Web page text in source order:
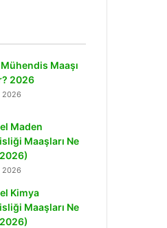
Maaşı
2026
2026
Maden
Maaşları Ne
2026
Kimya
Maaşları Ne